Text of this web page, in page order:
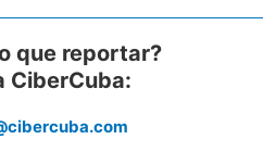
que reportar?
CiberCuba: